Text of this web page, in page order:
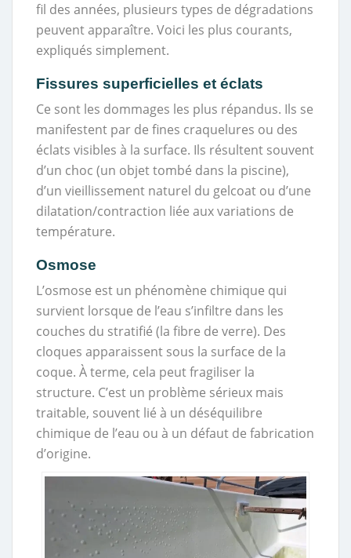
fil des années, plusieurs types de dégradations
peuvent apparaître. Voici les plus courants,
expliqués simplement.
Fissures superficielles et éclats
Ce sont les dommages les plus répandus. Ils se
manifestent par de fines craquelures ou des
éclats visibles à la surface. Ils résultent souvent
d’un choc (un objet tombé dans la piscine),
d’un vieillissement naturel du gelcoat ou d’une
dilatation/contraction liée aux variations de
température.
Osmose
L’osmose est un phénomène chimique qui
survient lorsque de l’eau s’infiltre dans les
couches du stratifié (la fibre de verre). Des
cloques apparaissent sous la surface de la
coque. À terme, cela peut fragiliser la
structure. C’est un problème sérieux mais
traitable, souvent lié à un déséquilibre
chimique de l’eau ou à un défaut de fabrication
d’origine.